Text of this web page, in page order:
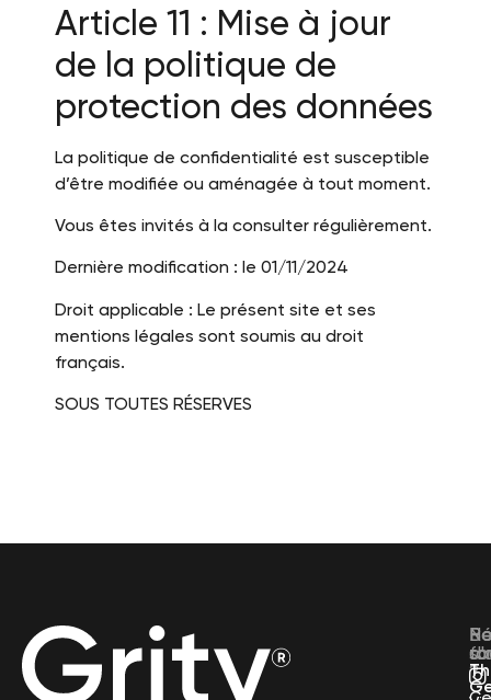
Article 11 : Mise à jour
de la politique de
protection des données
La politique de confidentialité est susceptible
d’être modifiée ou aménagée à tout moment.
Vous êtes invités à la consulter régulièrement.
Dernière modification : le 01/11/2024
Droit applicable : Le présent site et ses
mentions légales sont soumis au droit
français.
SOUS TOUTES RÉSERVES
?